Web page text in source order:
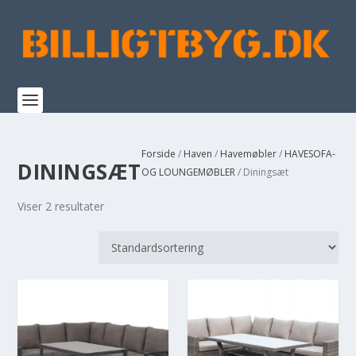
DININGSÆT
Forside / Haven / Havemøbler/ HAVESOFA-
OG LOUNGEMØBLER/ Diningsæt
Viser 2 resultater